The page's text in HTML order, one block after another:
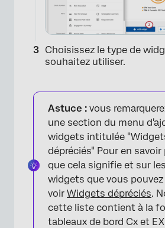
Choisissez le type de
souhaitez utiliser.
Astuce : vous
une section du menu
widgets intitulée
dépréciés" Pour en
que cela signifie et sur
widgets que vous
voir Widgets dépréciés.
cette liste contient à la
tableaux de bord Cx et